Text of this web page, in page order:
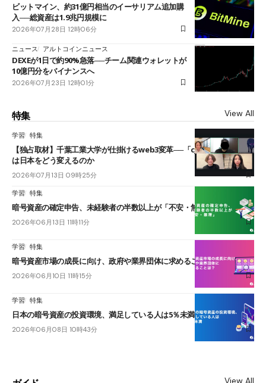
ビットマイン、約31億円相当のイーサリアム追加購
入──総資産は1.9兆円規模に
2026年07月28日 12時06分
ニュース アルトコインニュース
DEXEが1日で約90%急落──チーム関連ウォレットが
10億円分をバイナンスへ
2026年07月23日 12時01分
特集 View All
学習 特集
【独占取材】千葉工業大学が仕掛けるweb3変革──「cJPY」とAIの融合
は日本をどう変えるのか
2026年07月13日 09時25分
学習 特集
暗号資産の確定申告、未経験者の半数以上が「不安・無理」
2026年06月13日 11時11分
学習 特集
暗号資産市場の成長に向け、政府や業界団体に求めることは？
2026年06月10日 11時15分
学習 特集
日本の暗号資産の投資環境、満足している人は5％未満
2026年06月08日 10時43分
View All